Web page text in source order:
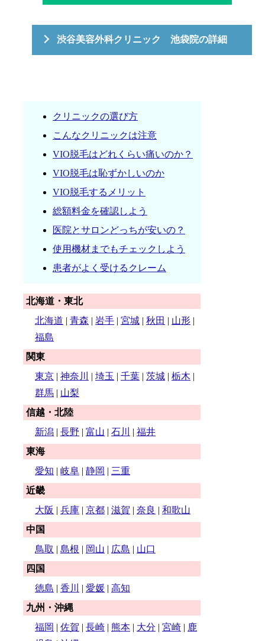
渋谷美容外科クリニック 池袋院の詳細
クリニックの選び方
こんなクリニックは注意
VIO脱毛はどれくらい痛いのか？
VIO脱毛は恥ずかしいのか
VIO脱毛するメリット
総額料金を確認しよう
医院とサロンどっちが安いの？
使用機材までもチェックしよう
患者がよく受けるクレーム
北海道・東北
北海道 | 青森 | 岩手 | 宮城 | 秋田 | 山形 |
福島
関東
東京 | 神奈川 | 埼玉 | 千葉 | 茨城 | 栃木 |
群馬 | 山梨
信越・北陸
新潟 | 長野 | 富山 | 石川 | 福井
東海
愛知 | 岐阜 | 静岡 | 三重
近畿
大阪 | 兵庫 | 京都 | 滋賀 | 奈良 | 和歌山
中国
鳥取 | 島根 | 岡山 | 広島 | 山口
四国
徳島 | 香川 | 愛媛 | 高知
九州・沖縄
福岡 | 佐賀 | 長崎 | 熊本 | 大分 | 宮崎 | 鹿